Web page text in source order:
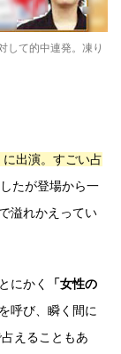
して的中連発。凍り
出演。すごい占
たが登場から一
溢れかえってい
にかく
「女性の
呼び、瞬く間に
えることもあ